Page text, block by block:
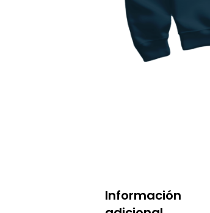
Información